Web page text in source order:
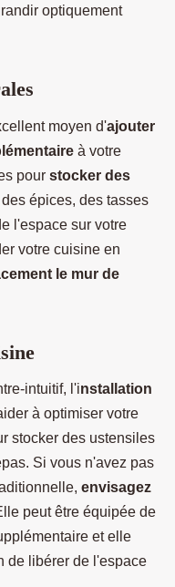
optiquement
moyen d'ajouter
à votre
pour stocker des
épices, des tasses
l'espace sur votre
votre cuisine en
le mur de
intuitif, l'installation
à optimiser votre
stocker des ustensiles
Si vous n'avez pas
envisagez
peut être équipée de
et elle
de libérer de l'espace